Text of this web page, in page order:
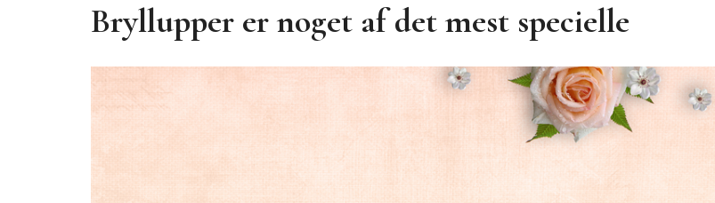
Bryllupper er noget af det mest specielle